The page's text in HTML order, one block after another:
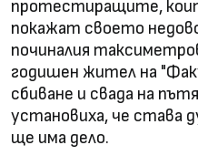
протестиращите,
покажат своето
починалия
годишен жител на
сбиване и свада на
установиха, че става
ще има дело.